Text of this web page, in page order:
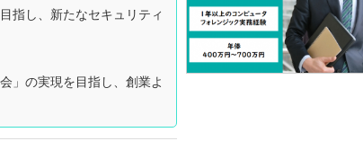
指し、新たなセキュリティ
」の実現を目指し、創業よ